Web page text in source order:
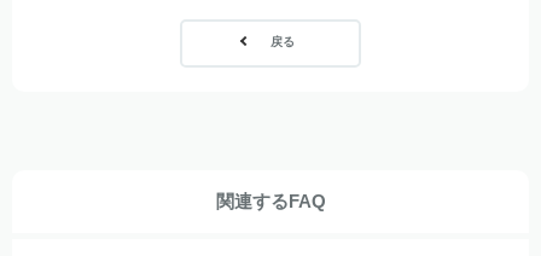
戻る
関連するFAQ